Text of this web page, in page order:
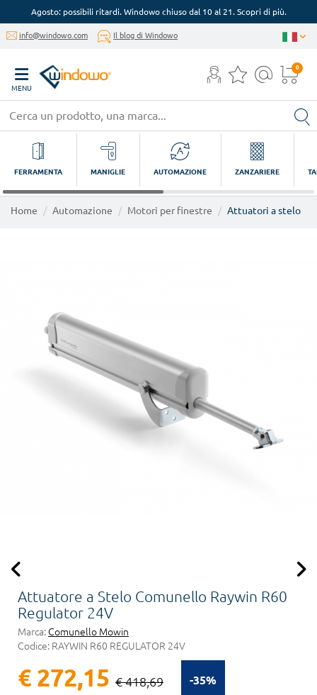
Agosto: possibili ritardi. Windowo chiuso dal 10 al 21. Scopri di più.
info@windowo.com Il blog di Windowo
MENU
0
FERRAMENTA MANIGLIE AUTOMAZIONE ZANZARIERE
Home Automazione Motori per finestre Attuatori a stelo
Attuatore a Stelo Comunello Raywin R60
Regulator 24V
Marca: Comunello Mowin
Codice: RAYWIN R60 REGULATOR 24V
-35%
€ 272,15 € 418,69